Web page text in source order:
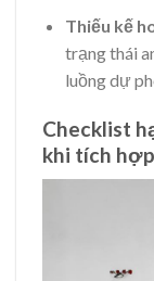
Thiếu kế
trạng thái
luồng dự
Checklist
khi tích hợp